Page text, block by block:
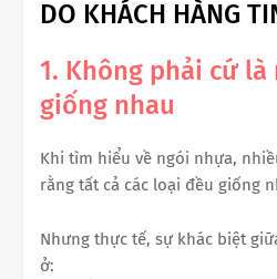
DO KHÁCH HÀNG
1. Không phải cứ
giống nhau
Khi tìm hiểu về ngói nhựa,
rằng tất cả các loại đều giống
Nhưng thực tế, sự khác biệt
ở: